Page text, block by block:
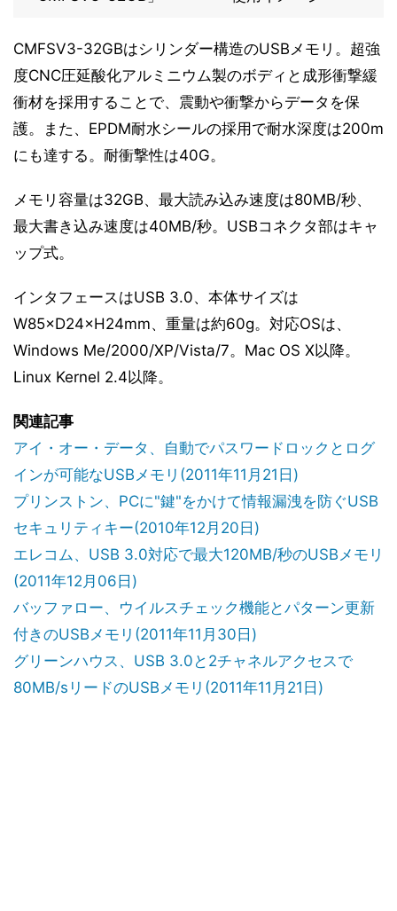
CMFSV3-32GBはシリンダー構造のUSBメモリ。超強
度CNC圧延酸化アルミニウム製のボディと成形衝撃緩
衝材を採用することで、震動や衝撃からデータを保
護。また、EPDM耐水シールの採用で耐水深度は200m
にも達する。耐衝撃性は40G。
メモリ容量は32GB、最大読み込み速度は80MB/秒、
最大書き込み速度は40MB/秒。USBコネクタ部はキャ
ップ式。
インタフェースはUSB 3.0、本体サイズは
W85×D24×H24mm、重量は約60g。対応OSは、
Windows Me/2000/XP/Vista/7。Mac OS X以降。
Linux Kernel 2.4以降。
関連記事
アイ・オー・データ、自動でパスワードロックとログ
インが可能なUSBメモリ(2011年11月21日)
プリンストン、PCに"鍵"をかけて情報漏洩を防ぐUSB
セキュリティキー(2010年12月20日)
エレコム、USB 3.0対応で最大120MB/秒のUSBメモリ
(2011年12月06日)
バッファロー、ウイルスチェック機能とパターン更新
付きのUSBメモリ(2011年11月30日)
グリーンハウス、USB 3.0と2チャネルアクセスで
80MB/sリードのUSBメモリ(2011年11月21日)